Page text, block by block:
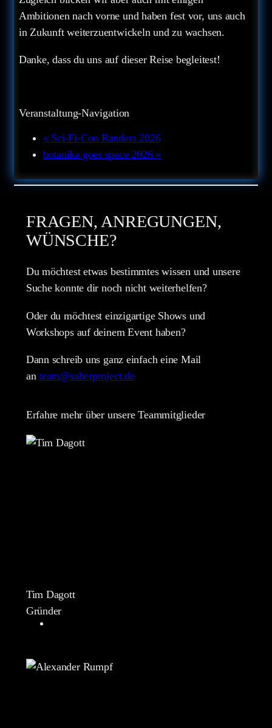
Ambitionen nach vorne und haben fest vor, uns auch
in Zukunft weiterzuentwickeln und zu wachsen.
Danke, dass du uns auf dieser Reise begleitest!
Veranstaltung-Navigation
« Sci-Fi-Con Randers 2026
botanika goes space 2026 »
FRAGEN, ANREGUNGEN,
WÜNSCHE?
Du möchtest etwas bestimmtes wissen und unsere
Suche konnte dir noch nicht weiterhelfen?
Oder du möchtest einzigartige Shows und
Workshops auf deinem Event haben?
Dann schreib uns ganz einfach eine Mail
anteam@saberproject.de
Erfahre mehr über unsere Teammitglieder
Tim Dagott
Gründer